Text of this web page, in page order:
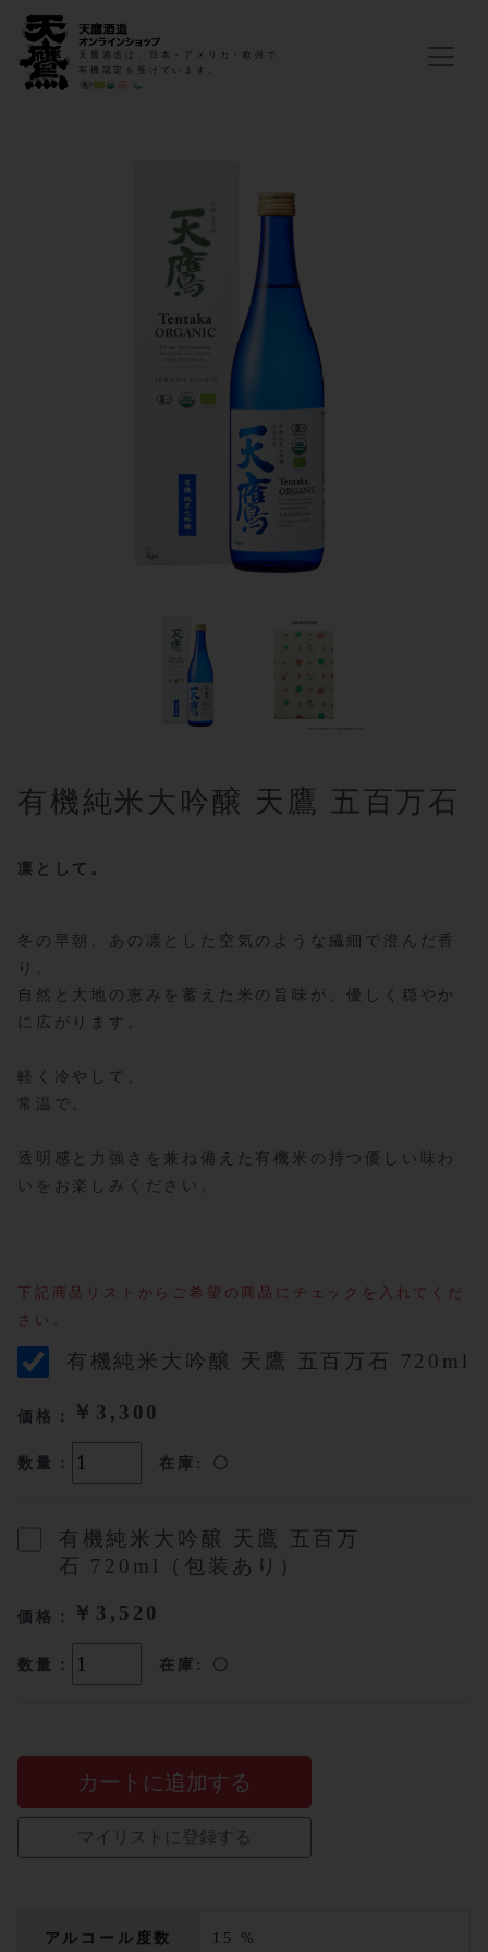
天鷹酒造は、日本・アメリカ・欧州で
有機認定を受けています。
有機純米大吟醸 天鷹 五百万石
凛として。
冬の早朝、あの凛とした空気のような繊細で澄んだ香
り。
自然と大地の恵みを蓄えた米の旨味が、優しく穏やか
に広がります。
軽く冷やして。
常温で。
透明感と力強さを兼ね備えた有機米の持つ優しい味わ
いをお楽しみください。
下記商品リストからご希望の商品にチェックを入れてくだ
さい。
有機純米大吟醸 天鷹 五百万石 720ml
価格： ￥3,300
数量： 在庫: 〇
有機純米大吟醸 天鷹 五百万
石 720ml（包装あり）
価格： ￥3,520
数量： 在庫: 〇
カートに追加する
マイリストに登録する
アルコール度数 15 %